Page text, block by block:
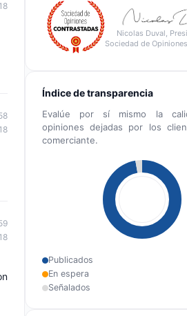
Nicolas Duval,
Sociedad de
Índice de transparencia
Evalúe por sí mismo la
opiniones dejadas por los
comerciante.
Publicados
En espera
Señalados